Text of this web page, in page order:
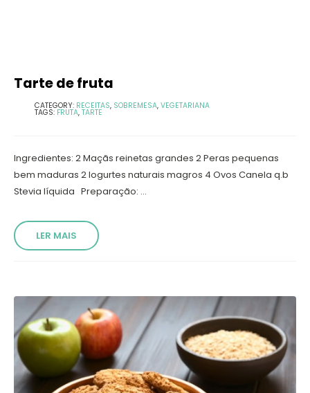
Tarte de fruta
CATEGORY: RECEITAS, SOBREMESA, VEGETARIANA
TAGS: FRUTA, TARTE
Ingredientes: 2 Maçãs reinetas grandes 2 Peras pequenas
bem maduras 2 Iogurtes naturais magros 4 Ovos Canela q.b
Stevia líquida Preparação: ...
LER MAIS